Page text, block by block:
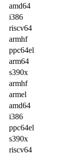
amd64
i386
riscv64
armhf
ppc64el
arm64
s390x
armhf
armel
amd64
i386
ppc64el
s390x
riscv64